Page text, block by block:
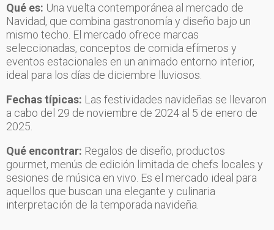
Qué es: Una vuelta contemporánea al mercado de
Navidad, que combina gastronomía y diseño bajo un
mismo techo. El mercado ofrece marcas
seleccionadas, conceptos de comida efímeros y
eventos estacionales en un animado entorno interior,
ideal para los días de diciembre lluviosos.
Fechas típicas: Las festividades navideñas se llevaron
a cabo del 29 de noviembre de 2024 al 5 de enero de
2025.
Qué encontrar: Regalos de diseño, productos
gourmet, menús de edición limitada de chefs locales y
sesiones de música en vivo. Es el mercado ideal para
aquellos que buscan una elegante y culinaria
interpretación de la temporada navideña.